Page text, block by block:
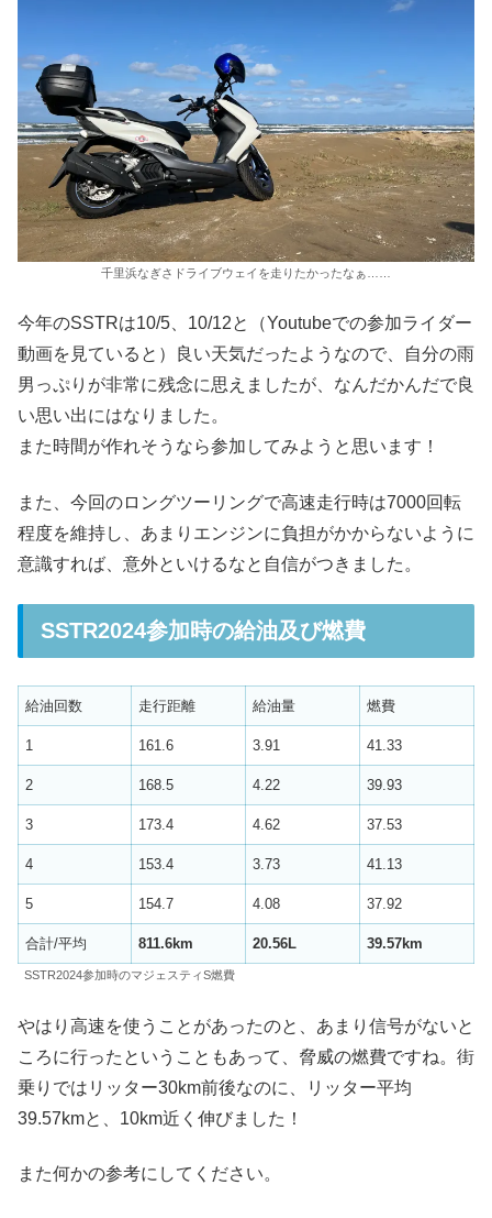
千里浜なぎさドライブウェイを走りたかったなぁ……
今年のSSTRは10/5、10/12と（Youtubeでの参加ライダー
動画を見ていると）良い天気だったようなので、自分の雨
男っぷりが非常に残念に思えましたが、なんだかんだで良
い思い出にはなりました。
また時間が作れそうなら参加してみようと思います！
また、今回のロングツーリングで高速走行時は7000回転
程度を維持し、あまりエンジンに負担がかからないように
意識すれば、意外といけるなと自信がつきました。
SSTR2024参加時の給油及び燃費
給油回数 走行距離 給油量 燃費
1 161.6 3.91 41.33
2 168.5 4.22 39.93
3 173.4 4.62 37.53
4 153.4 3.73 41.13
5 154.7 4.08 37.92
合計/平均 811.6km 20.56L 39.57km
SSTR2024参加時のマジェスティS燃費
やはり高速を使うことがあったのと、あまり信号がないと
ころに行ったということもあって、脅威の燃費ですね。街
乗りではリッター30km前後なのに、リッター平均
39.57kmと、10km近く伸びました！
また何かの参考にしてください。